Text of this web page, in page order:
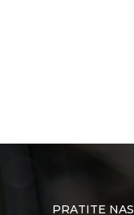
PRATITE NAS